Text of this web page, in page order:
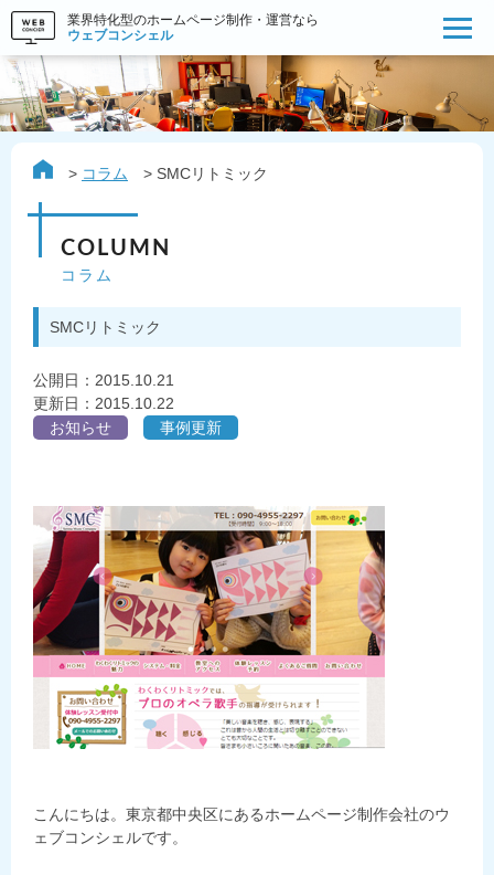
業界特化型のホームページ制作・運営なら
ウェブコンシェル
コラム SMCリトミック
COLUMN
コラム
SMCリトミック
公開日： 2015.10.21
更新日：2015.10.22
お知らせ
事例更新
こんにちは。東京都中央区にあるホームページ制作会社のウ
ェブコンシェルです。